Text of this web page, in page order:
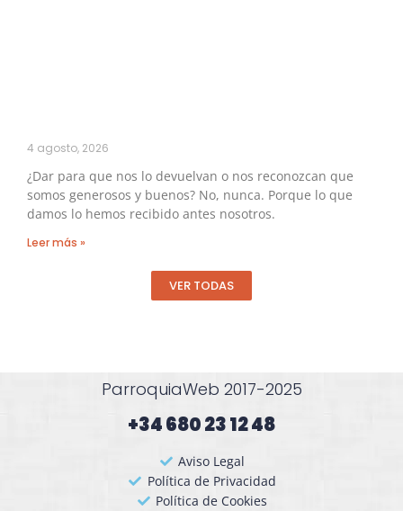
4 agosto, 2026
¿Dar para que nos lo devuelvan o nos reconozcan que
somos generosos y buenos? No, nunca. Porque lo que
damos lo hemos recibido antes nosotros.
Leer más »
VER TODAS
ParroquiaWeb 2017-2025
+34 680 23 12 48​
Aviso Legal
Política de Privacidad
Política de Cookies